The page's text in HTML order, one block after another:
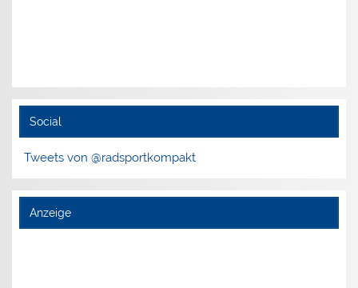
Social
Tweets von @radsportkompakt
Anzeige